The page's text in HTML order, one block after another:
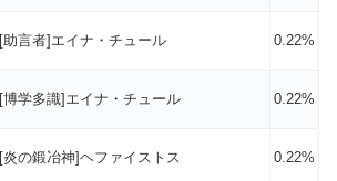
[助言者]エイナ・チュール 0.22%
[博学多識]エイナ・チュール 0.22%
[炎の鍛冶神]ヘファイストス 0.22%